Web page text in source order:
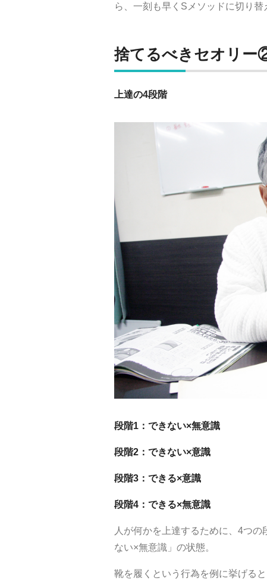
ら、一刻も早くSメソッドに切り替
捨てるべきセオリー
上達の4段階
段階1：できない×無意識
段階2：できない×意識
段階3：できる×意識
段階4：できる×無意識
人が何かを上達するために、4つ
ない×無意識」の状態。
靴を履くという行為を例に挙げる